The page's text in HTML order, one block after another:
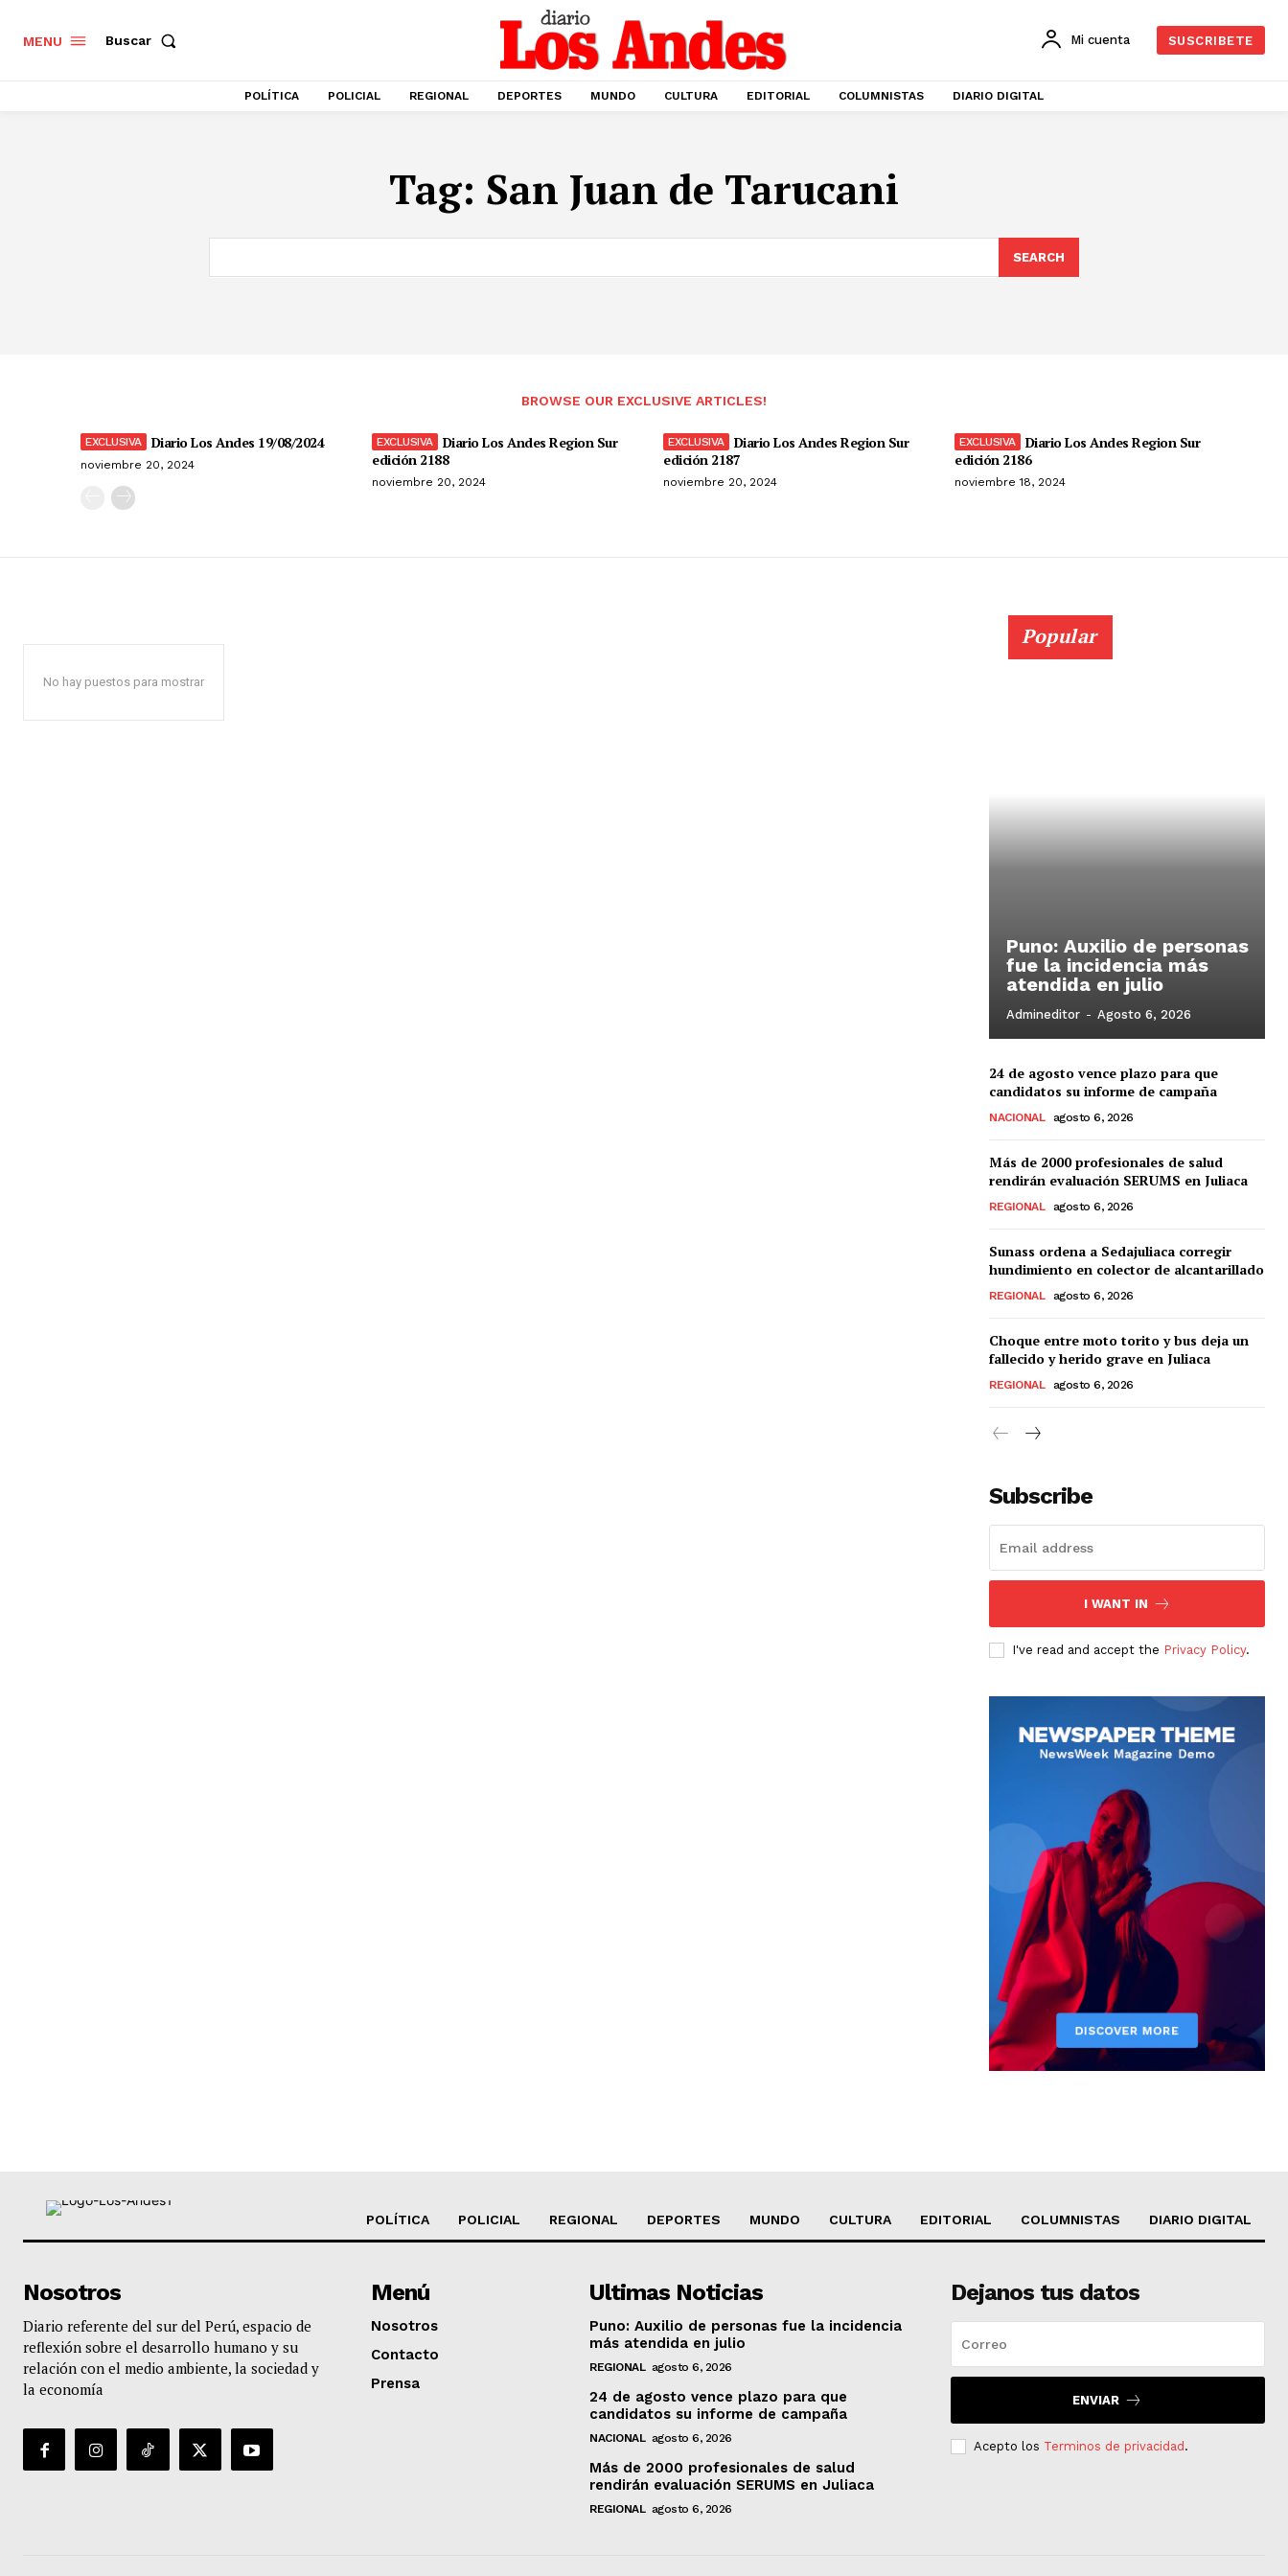
MENU Buscar Mi cuenta SUSCRIBETE
POLÍTICA POLICIAL REGIONAL DEPORTES MUNDO CULTURA EDITORIAL COLUMNISTAS DIARIO DIGITAL
Tag: San Juan de Tarucani
SEARCH
BROWSE OUR EXCLUSIVE ARTICLES!
Diario Los Andes 19/08/2024
noviembre 20, 2024
Diario Los Andes Region Sur
edición 2188
noviembre 20, 2024
Diario Los Andes Region Sur
edición 2187
noviembre 20, 2024
Diario Los Andes Region Sur
edición 2186
noviembre 18, 2024
No hay puestos para mostrar
Popular
Puno: Auxilio de personas
fue la incidencia más
atendida en julio
Admineditor - Agosto 6, 2026
24 de agosto vence plazo para que
candidatos su informe de campaña
NACIONAL agosto 6, 2026
Más de 2000 profesionales de salud
rendirán evaluación SERUMS en Juliaca
REGIONAL agosto 6, 2026
Sunass ordena a Sedajuliaca corregir
hundimiento en colector de alcantarillado
REGIONAL agosto 6, 2026
Choque entre moto torito y bus deja un
fallecido y herido grave en Juliaca
REGIONAL agosto 6, 2026
Subscribe
I WANT IN
I've read and accept the Privacy Policy.
POLÍTICA POLICIAL REGIONAL DEPORTES MUNDO CULTURA EDITORIAL COLUMNISTAS DIARIO DIGITAL
Nosotros
Diario referente del sur del Perú, espacio de
reflexión sobre el desarrollo humano y su
relación con el medio ambiente, la sociedad y
la economía
Menú
Nosotros
Contacto
Prensa
Ultimas Noticias
Puno: Auxilio de personas fue la incidencia
más atendida en julio
REGIONAL agosto 6, 2026
24 de agosto vence plazo para que
candidatos su informe de campaña
NACIONAL agosto 6, 2026
Más de 2000 profesionales de salud
rendirán evaluación SERUMS en Juliaca
REGIONAL agosto 6, 2026
Dejanos tus datos
ENVIAR
Acepto los Terminos de privacidad .